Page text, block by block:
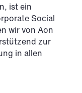
ist ein
Social
wir von Aon
zur
in allen